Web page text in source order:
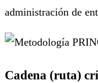
administración de
Cadena (ruta)